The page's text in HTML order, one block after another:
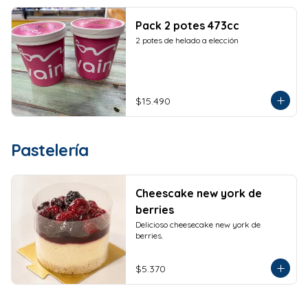
Pack 2 potes 473cc
2 potes de helado a elección
$15.490
Pastelería
Cheescake new york de
berries
Delicioso cheesecake new york de
berries.
$5.370